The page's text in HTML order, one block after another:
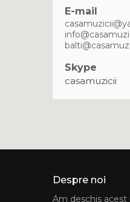
E-mail
Skype
casamuzicii
Despre noi
Am deschis